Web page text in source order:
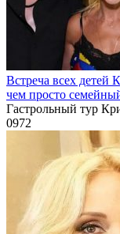
Встреча всех
чем просто
Гастрольный тур
0972